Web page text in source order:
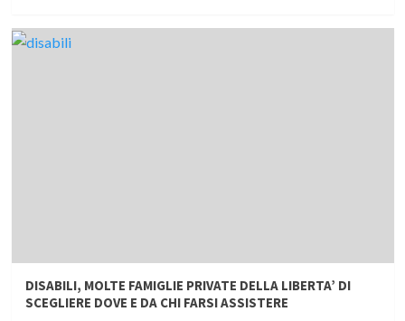
DISABILI, MOLTE FAMIGLIE PRIVATE DELLA LIBERTA’ DI
SCEGLIERE DOVE E DA CHI FARSI ASSISTERE